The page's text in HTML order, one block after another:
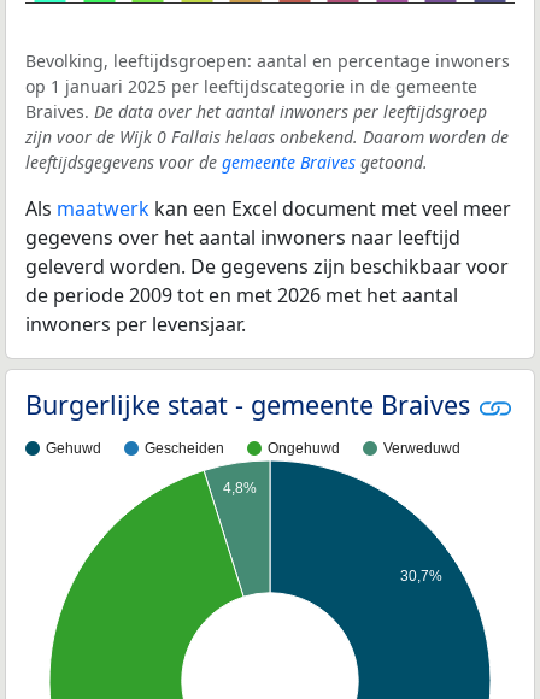
Bevolking, leeftijdsgroepen: aantal en percentage inwoners
op 1 januari 2025 per leeftijdscategorie in de gemeente
Braives. De data over het aantal inwoners per leeftijdsgroep
zijn voor de Wijk 0 Fallais helaas onbekend. Daarom worden de
leeftijdsgegevens voor de gemeente Braives getoond.
Als maatwerk kan een Excel document met veel meer
gegevens over het aantal inwoners naar leeftijd
geleverd worden. De gegevens zijn beschikbaar voor
de periode 2009 tot en met 2026 met het aantal
inwoners per levensjaar.
Burgerlijke staat - gemeente Braives
Gehuwd Gescheiden Ongehuwd Verweduwd
30,7%
4,8%